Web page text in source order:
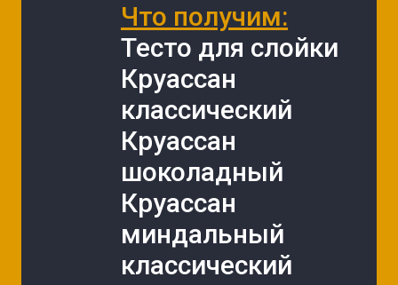
Что получим:
Тесто для слойки
Круассан
классический
Круассан
шоколадный
Круассан
миндальный
классический